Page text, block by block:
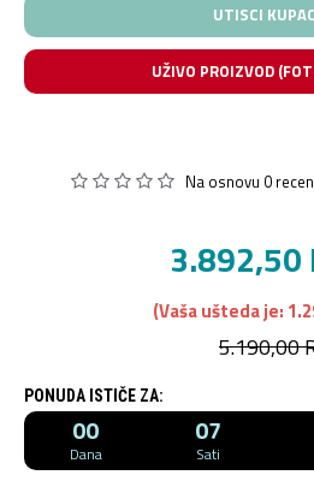
UTISCI
UŽIVO PROIZVOD
Na osnovu 0
PONUDA ISTIČE ZA:
00
Dana
07
Sati
3.892,50
(Vaša ušteda je:
5.190,00